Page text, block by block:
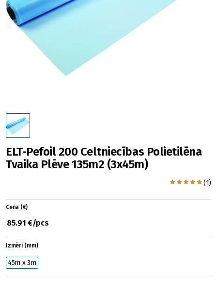
ELT-Pefoil 200 Celtniecības Polietilēna
Tvaika Plēve 135m2 (3x45m)
(1)
Cena (€)
85.91 €/pcs
Izmēri (mm)
45m x 3m